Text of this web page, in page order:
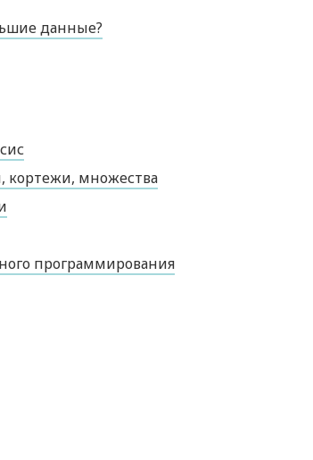
данные?
кортежи, множества
программирования